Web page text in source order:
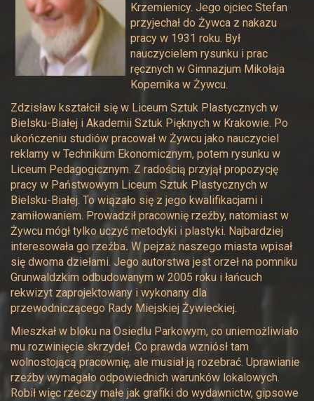
Krzemienicy. Jego ojciec Stefan
przyjechał do Żywca z nakazu
pracy w 1931 roku. Był
nauczycielem rysunku i prac
ręcznych w Gimnazjum Mikołaja
Kopernika w Żywcu.
Zdzisław kształcił się w Liceum Sztuk Plastycznych w
Bielsku-Białej i Akademii Sztuk Pięknych w Krakowie. Po
ukończeniu studiów pracował w Żywcu jako nauczyciel
reklamy w Technikum Ekonomicznym, potem rysunku w
Liceum Pedagogicznym. Z radością przyjął propozycję
pracy w Państwowym Liceum Sztuk Plastycznych w
Bielsku-Białej. To wiązało się z jego kwalifikacjami i
zamiłowaniem. Prowadził pracownię rzeźby, natomiast w
Żywcu mógł tylko uczyć metodyki i plastyki. Najbardziej
interesowała go rzeźba. W pejzaż naszego miasta wpisał
się dwoma dziełami. Jego autorstwa jest orzeł na pomniku
Grunwaldzkim odbudowanym w 2005 roku i łańcuch
rekwizyt zaprojektowany i wykonany dla
przewodniczącego Rady Miejskiej Żywieckiej.
Mieszkał w bloku na Osiedlu Parkowym, co uniemożliwiało
mu rozwinięcie skrzydeł. Co prawda wzniósł tam
wolnostojącą pracownię, ale musiał ją rozebrać. Uprawianie
rzeźby wymagało odpowiednich warunków lokalowych.
Robił więc rzeczy małe jak grafiki do wydawnictw, gipsowe